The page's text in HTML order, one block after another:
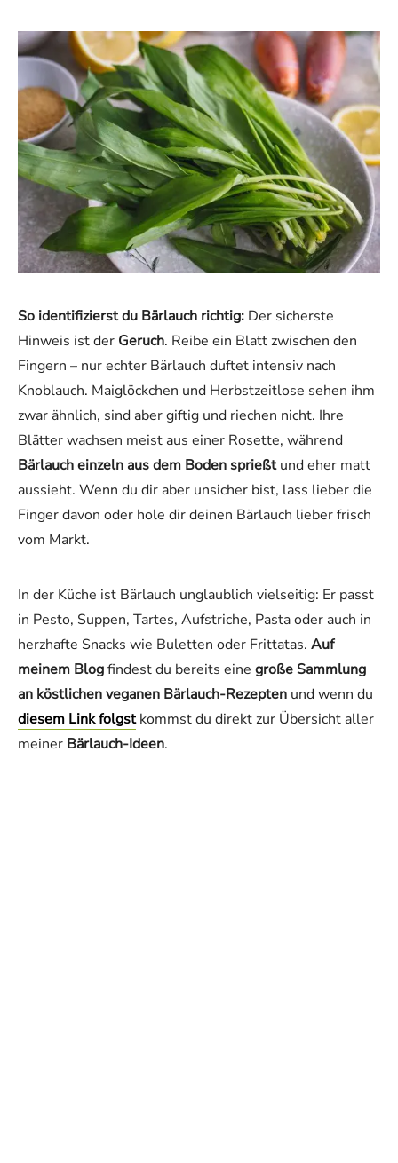
So identifizierst du Bärlauch richtig: Der sicherste
Hinweis ist der Geruch. Reibe ein Blatt zwischen den
Fingern – nur echter Bärlauch duftet intensiv nach
Knoblauch. Maiglöckchen und Herbstzeitlose sehen ihm
zwar ähnlich, sind aber giftig und riechen nicht. Ihre
Blätter wachsen meist aus einer Rosette, während
Bärlauch einzeln aus dem Boden sprießtund eher matt
aussieht. Wenn du dir aber unsicher bist, lass lieber die
Finger davon oder hole dir deinen Bärlauch lieber frisch
vom Markt.
In der Küche ist Bärlauch unglaublich vielseitig: Er passt
in Pesto, Suppen, Tartes, Aufstriche, Pasta oder auch in
herzhafte Snacks wie Buletten oder Frittatas. Auf
meinem Blogfindest du bereits eine große Sammlung
an köstlichen veganen Bärlauch-Rezepten und wenn du
diesem Link folgstkommst du direkt zur Übersicht aller
meiner Bärlauch-Ideen.